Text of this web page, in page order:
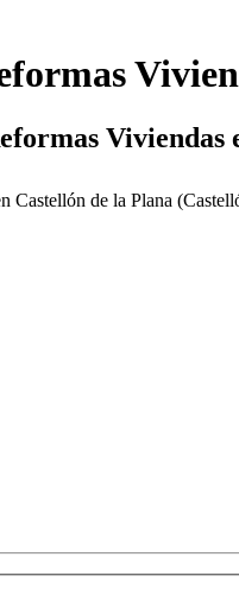
Viviendas
Castellón de la Plana